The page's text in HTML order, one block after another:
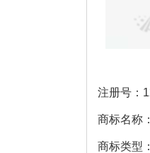
注册号：
商标名称
商标类型